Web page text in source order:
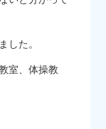
した。
室、体操教